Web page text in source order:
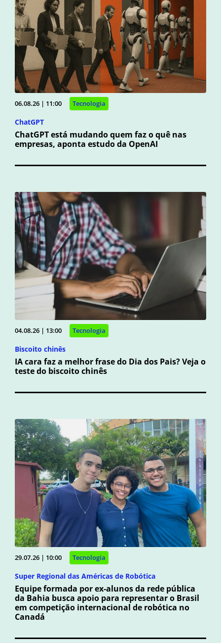
06.08.26 | 11:00 Tecnologia
ChatGPT
ChatGPT está mudando quem faz o quê nas
empresas, aponta estudo da OpenAI
04.08.26 | 13:00 Tecnologia
Biscoito chinês
IA cara faz a melhor frase do Dia dos Pais? Veja o
teste do biscoito chinês
29.07.26 | 10:00 Tecnologia
Super Regional das Américas de Robótica
Equipe formada por ex-alunos da rede pública
da Bahia busca apoio para representar o Brasil
em competição internacional de robótica no
Canadá